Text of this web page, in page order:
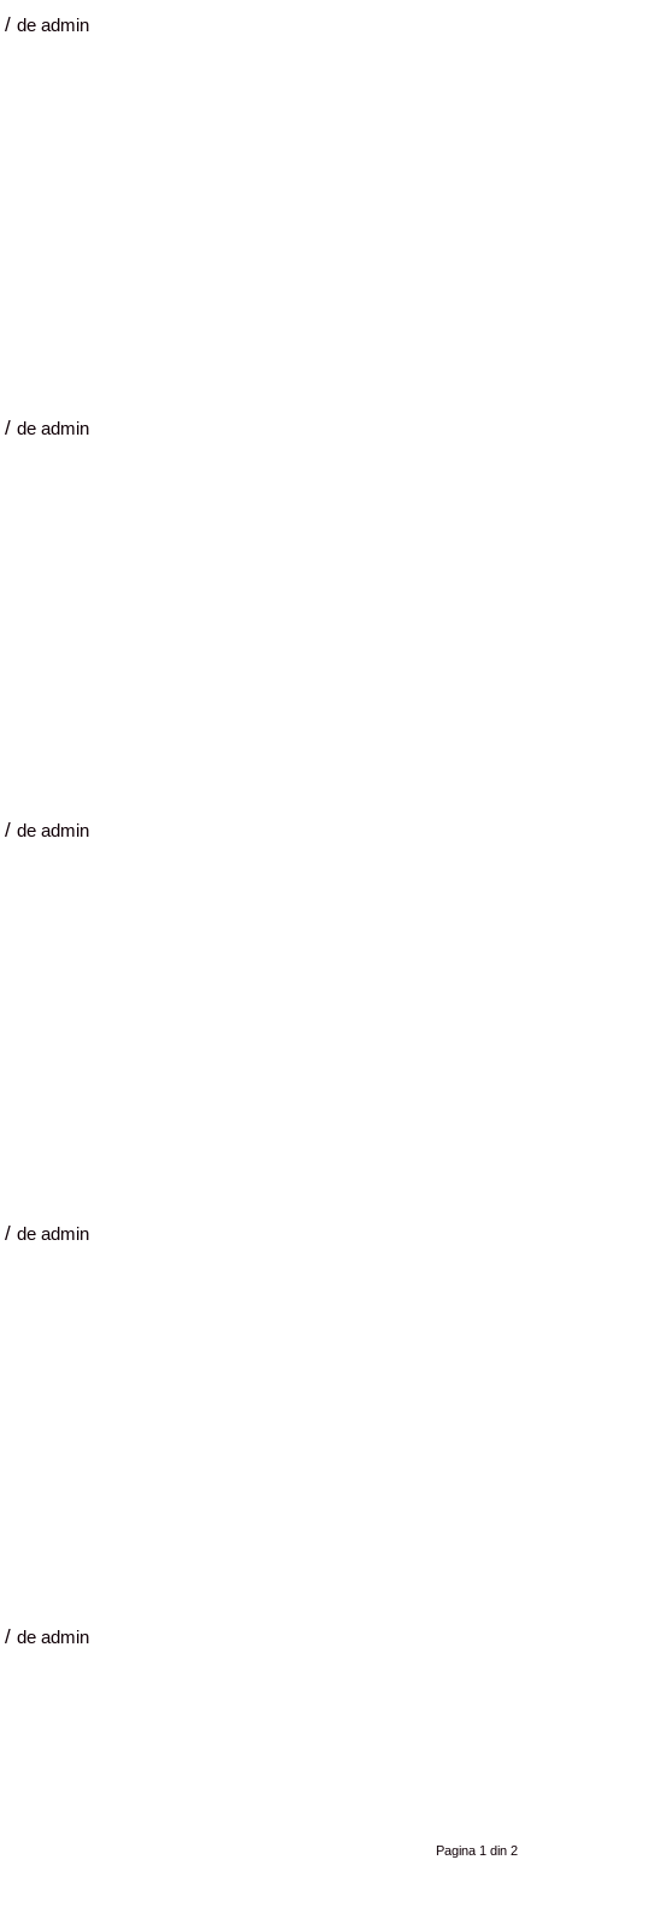
/ de admin
/ de admin
/ de admin
/ de admin
/ de admin
Pagina 1 din 2